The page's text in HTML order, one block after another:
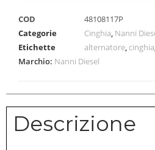
COD
48108117P
Categorie
Cinghia, Nanni
Etichette
alternatore, cinghia
Marchio: Nanni Diesel
Descrizione